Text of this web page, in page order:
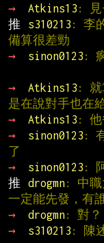
→
Atkins13 : 見
推
s310213 : 李
備算很差勁
→
sinon0123 :
→
Atkins13 : 就
是在說對手也在
→
Atkins13 : 他
→
sinon0123 :
了
→
sinon0123 :
推
drogmn: 中職
一定能先發，有
→
drogmn: 對？
→
s310213 : 陳